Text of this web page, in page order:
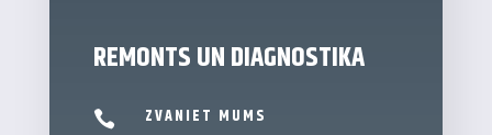
REMONTS UN DIAGNOSTIKA
 ZVANIET MUMS